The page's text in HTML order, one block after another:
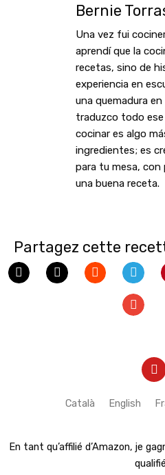
Bernie
Una vez fui
aprendí que la
recetas, sino de
experiencia en
una quemadura
traduzco todo ese
cocinar es algo
ingredientes; es
para tu mesa, con
una buena receta.
Partagez cette
Y
o
t
Català English
En tant qu’affilié d’Amazon, je